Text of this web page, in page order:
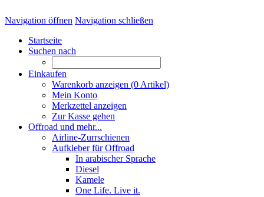
Navigation öffnen Navigation schließen
Startseite
Suchen nach
Einkaufen
Warenkorb anzeigen (0 Artikel)
Mein Konto
Merkzettel anzeigen
Zur Kasse gehen
Offroad und mehr...
Airline-Zurrschienen
Aufkleber für Offroad
In arabischer Sprache
Diesel
Kamele
One Life. Live it.